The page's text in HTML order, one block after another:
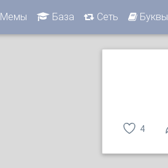
Мемы База Сеть Буквы
4